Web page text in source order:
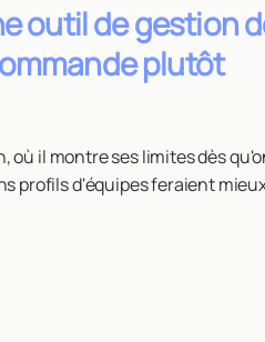
outil de gestion
plutôt
où il montre ses limites dès
profils d'équipes feraient